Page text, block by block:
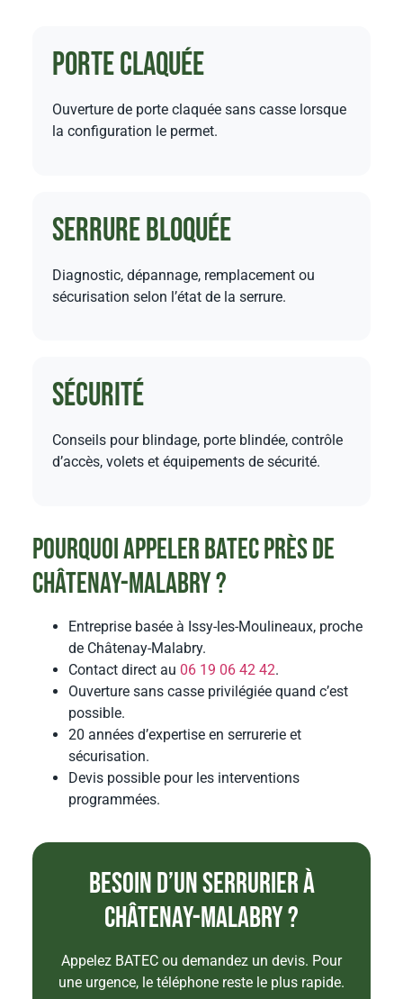
Porte claquée
Ouverture de porte claquée sans casse lorsque
la configuration le permet.
Serrure bloquée
Diagnostic, dépannage, remplacement ou
sécurisation selon l’état de la serrure.
Sécurité
Conseils pour blindage, porte blindée, contrôle
d’accès, volets et équipements de sécurité.
Pourquoi appeler BATEC près de
Châtenay-Malabry ?
Entreprise basée à Issy-les-Moulineaux, proche
de Châtenay-Malabry.
Contact direct au 06 19 06 42 42.
Ouverture sans casse privilégiée quand c’est
possible.
20 années d’expertise en serrurerie et
sécurisation.
Devis possible pour les interventions
programmées.
Besoin d’un serrurier à
Châtenay-Malabry ?
Appelez BATEC ou demandez un devis. Pour
une urgence, le téléphone reste le plus rapide.